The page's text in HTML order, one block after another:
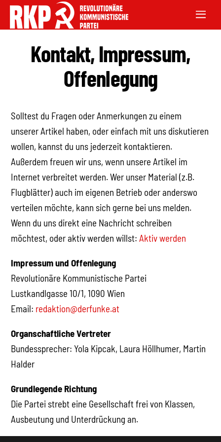
Kontakt, Impressum,
Offenlegung
Solltest du Fragen oder Anmerkungen zu einem
unserer Artikel haben, oder einfach mit uns diskutieren
wollen, kannst du uns jederzeit kontaktieren.
Außerdem freuen wir uns, wenn unsere Artikel im
Internet verbreitet werden. Wer unser Material (z.B.
Flugblätter) auch im eigenen Betrieb oder anderswo
verteilen möchte, kann sich gerne bei uns melden.
Wenn du uns direkt eine Nachricht schreiben
möchtest, oder aktiv werden willst:Aktiv werden
Impressum und Offenlegung
Revolutionäre Kommunistische Partei
Lustkandlgasse 10/1, 1090 Wien
Email: redaktion@derfunke.at
Organschaftliche Vertreter
Bundessprecher: Yola Kipcak, Laura Höllhumer, Martin
Halder
Grundlegende Richtung
Die Partei strebt eine Gesellschaft frei von Klassen,
Ausbeutung und Unterdrückung an.